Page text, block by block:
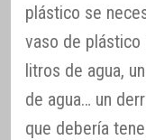
plástico se
vaso de plástico
litros de agua,
de agua… un
que debería